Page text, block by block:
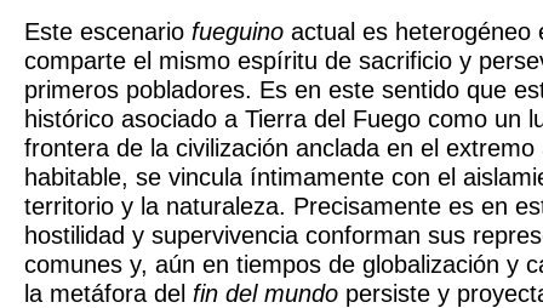
Este escenario fueguino actual es heterogéneo
comparte el mismo espíritu de sacrificio y
primeros pobladores. Es en este sentido que
histórico asociado a Tierra del Fuego como un
frontera de la civilización anclada en el
habitable, se vincula íntimamente con el
territorio y la naturaleza. Precisamente es en
hostilidad y supervivencia conforman sus
comunes y, aún en tiempos de globalización y
la metáfora del fin del mundo persiste y